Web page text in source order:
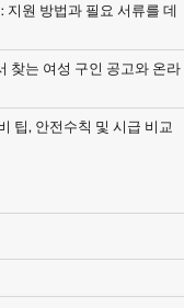
지원 방법과 필요 서류를 데
찾는 여성 구인 공고와 온라
팁, 안전수칙 및 시급 비교